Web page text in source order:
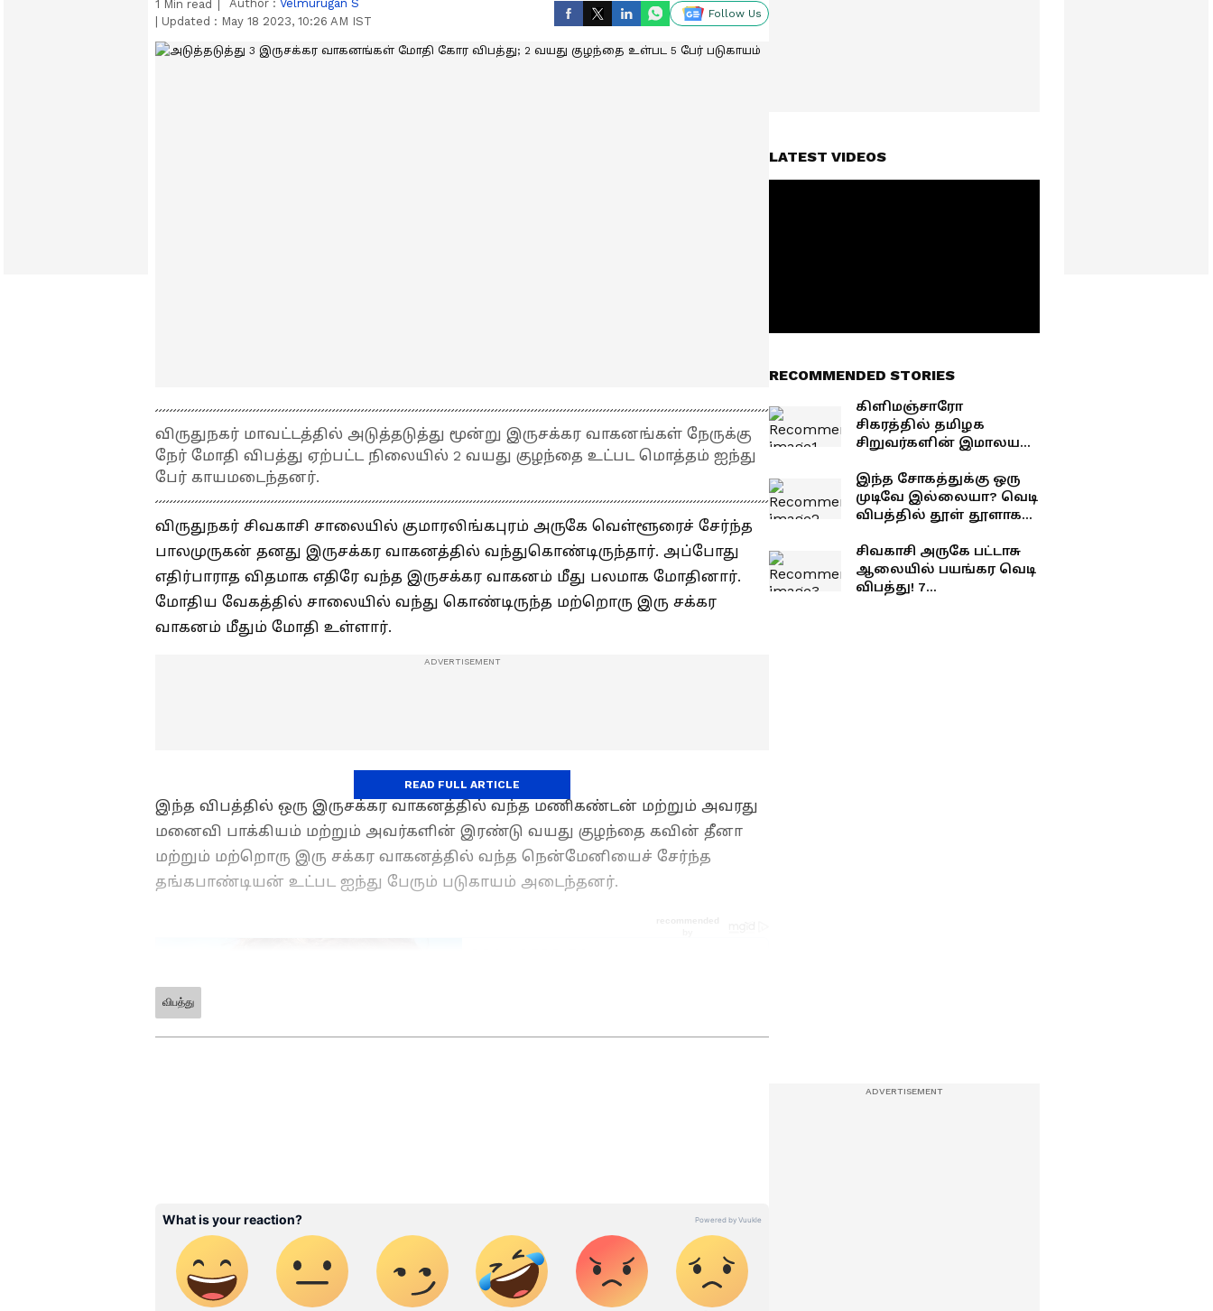
1 Min read Author : Velmurugan S
Updated : May 18 2023, 10:26 AM IST
Follow Us
விருதுநகர் மாவட்டத்தில் அடுத்தடுத்து மூன்று இருசக்கர வாகனங்கள் நேருக்கு
நேர் மோதி விபத்து ஏற்பட்ட நிலையில் 2 வயது குழந்தை உட்பட மொத்தம் ஐந்து
பேர் காயமடைந்தனர்.
விருதுநகர் சிவகாசி சாலையில் குமாரலிங்கபுரம் அருகே வெள்ளூரைச் சேர்ந்த
பாலமுருகன் தனது இருசக்கர வாகனத்தில் வந்துகொண்டிருந்தார். அப்போது
எதிர்பாராத விதமாக எதிரே வந்த இருசக்கர வாகனம் மீது பலமாக மோதினார்.
மோதிய வேகத்தில் சாலையில் வந்து கொண்டிருந்த மற்றொரு இரு சக்கர
வாகனம் மீதும் மோதி உள்ளார்.
இந்த விபத்தில் ஒரு இருசக்கர வாகனத்தில் வந்த மணிகண்டன் மற்றும் அவரது
மனைவி பாக்கியம் மற்றும் அவர்களின் இரண்டு வயது குழந்தை கவின் தீனா
மற்றும் மற்றொரு இரு சக்கர வாகனத்தில் வந்த நென்மேனியைச் சேர்ந்த
தங்கபாண்டியன் உட்பட ஐந்து பேரும் படுகாயம் அடைந்தனர்.‌
தொட்டியத்தில் மூதாட்டியை கட்டிப்போட்டு கொடூர கொலை; காவல்துறை
விசாரணை
READ FULL ARTICLE
ABOUT THE AUTHOR
Velmurugan s
விபத்து
LATEST VIDEOS
RECOMMENDED STORIES
கிளிமஞ்சாரோ
சிகரத்தில் தமிழக
சிறுவர்களின் இமாலய
அள்ளிக்க கொடுத்த
நயினார் பாலாஜி! என்ன
காரணம்?
இந்த சோகத்துக்கு ஒரு
முடிவே இல்லையா? வெடி
விபத்தில் தூள் தூளாக
பேர் பலி!
சிவகாசி அருகே பட்டாசு
ஆலையில் பயங்கர வெடி
விபத்து! 7